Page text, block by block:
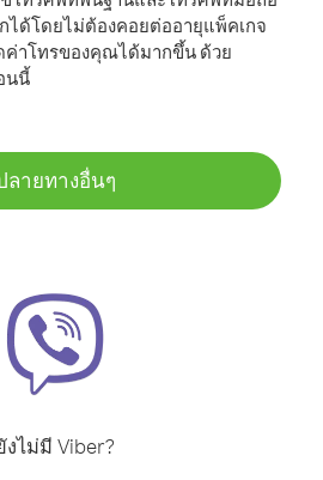
ได้โดยไม่ต้องคอยต่ออายุแพ็คเกจ
าโทรของคุณได้มากขึ้น ด้วย
นนี้
ลายทางอื่นๆ
งไม่มี Viber?